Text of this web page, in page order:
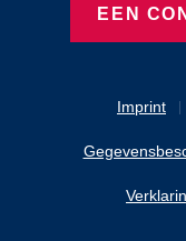
Imprint
EEN